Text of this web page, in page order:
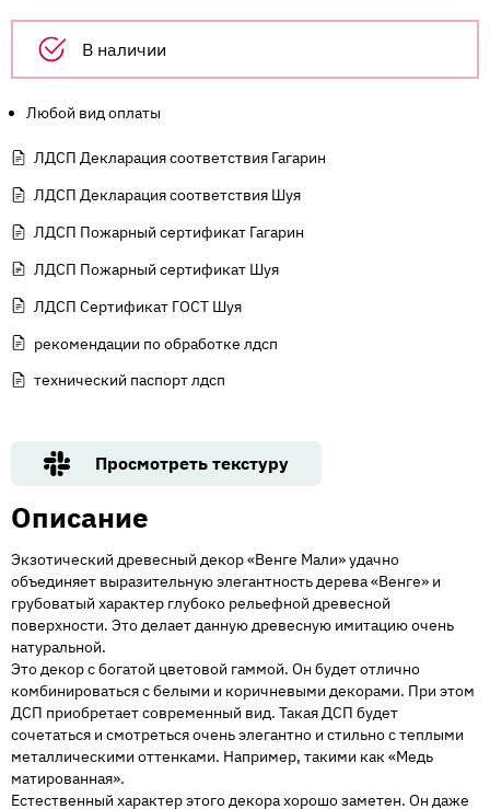
х
16мм
ВЫВОД
В наличии
Любой вид оплаты
ЛДСП Декларация соответствия Гагарин
ЛДСП Декларация соответствия Шуя
ЛДСП Пожарный сертификат Гагарин
ЛДСП Пожарный сертификат Шуя
ЛДСП Сертификат ГОСТ Шуя
рекомендации по обработке лдсп
технический паспорт лдсп
Просмотреть текстуру
Описание
Экзотический древесный декор «Венге Мали» удачно
объединяет выразительную элегантность дерева «Венге» и
грубоватый характер глубоко рельефной древесной
поверхности. Это делает данную древесную имитацию очень
натуральной.
Это декор с богатой цветовой гаммой. Он будет отлично
комбинироваться с белыми и коричневыми декорами. При этом
ДСП приобретает современный вид. Такая ДСП будет
сочетаться и смотреться очень элегантно и стильно с теплыми
металлическими оттенками. Например, такими как «Медь
матированная».
Естественный характер этого декора хорошо заметен. Он даже